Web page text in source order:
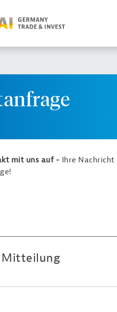
mit uns auf - Ihre